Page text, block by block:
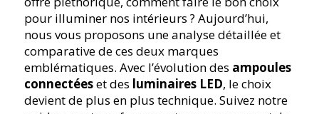
pour illuminer nos intérieurs ? Aujourd’hui,
nous vous proposons une analyse détaillée et
comparative de ces deux marques
emblématiques. Avec l’évolution des ampoules
connectéeset des luminaires LED, le choix
devient de plus en plus technique. Suivez notre